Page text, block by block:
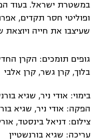
במשטרת ישראל. בעוד
ופוליטי חסר תקדים,
שעיצבו את חייה
גופים תומכים: הקרן
בלוך, קרן גשר, קרן אלבי
בימוי: אודי ניר, שגיא
הפקה: אודי ניר, שגיא
צילום: דניאל בינסטד,
עריכה: שגיא בורנשטיין